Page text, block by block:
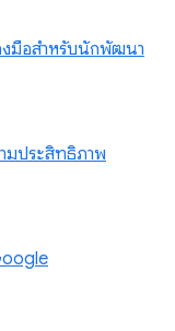
งมือสำหรับนักพัฒนา
มประสิทธิภาพ